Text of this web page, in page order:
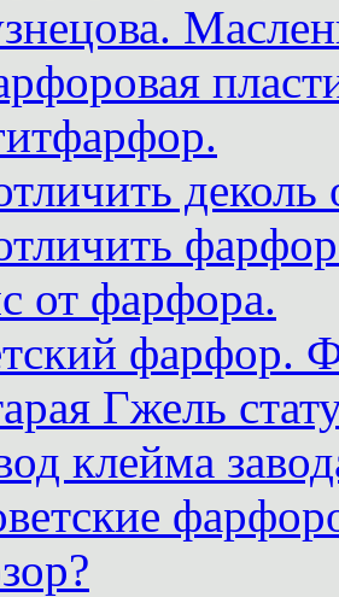
от фарфора.
фарфор.
Гжель
клейма